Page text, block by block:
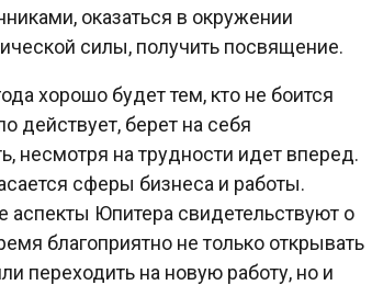
оказаться в окружении
силы, получить посвящение.
хорошо будет тем, кто не боится
действует, берет на себя
несмотря на трудности идет вперед.
сферы бизнеса и работы.
аспекты Юпитера свидетельствуют о
благоприятно не только открывать
переходить на новую работу, но и